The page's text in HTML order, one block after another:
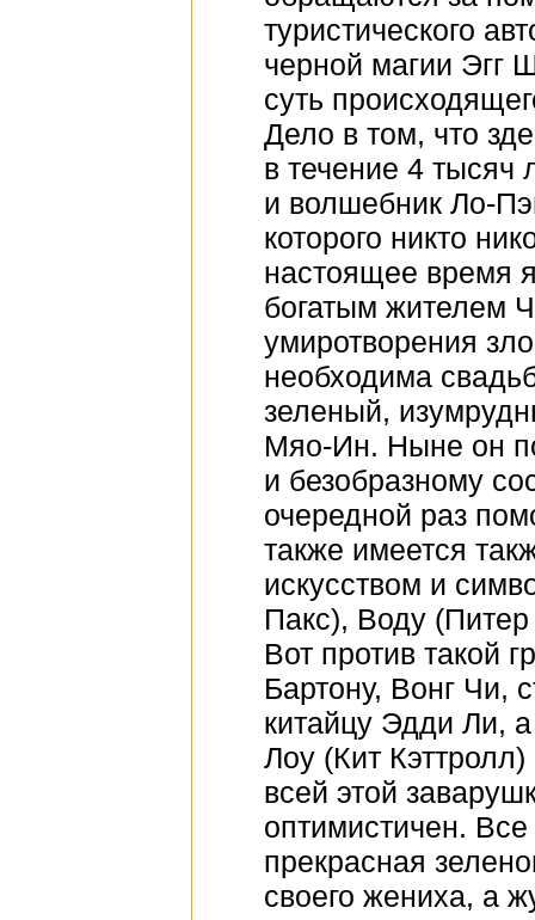
туристического
черной магии Эгг
суть
Дело в том, что
в течение 4 тысяч
и волшебник Ло-
которого никто
настоящее время
богатым жителем
умиротворения
необходима
зеленый,
Мяо-Ин. Ныне он
и безобразному
очередной раз
также имеется
искусством и
Пакс), Воду
Вот против такой
Бартону, Вонг Чи,
китайцу Эдди Ли,
Лоу (Кит
всей этой
оптимистичен.
прекрасная
своего жениха, а